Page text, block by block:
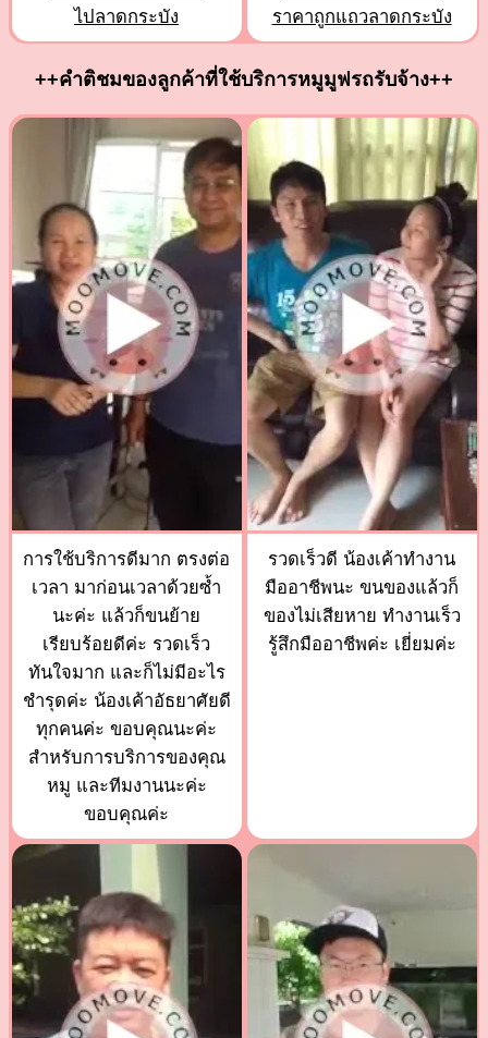
ไปลาดกระบัง
ราคาถูกแถวลาดกระบัง
++คำติชมของลูกค้าที่ใช้บริการหมูมูฟรถรับจ้าง++
การใช้บริการดีมาก ตรงต่อ
เวลา มาก่อนเวลาด้วยซ้ำ
นะค่ะ แล้วก็ขนย้าย
เรียบร้อยดีค่ะ รวดเร็ว
ทันใจมาก และก็ไม่มีอะไร
ชำรุดค่ะ น้องเค้าอัธยาศัยดี
ทุกคนค่ะ ขอบคุณนะค่ะ
สำหรับการบริการของคุณ
หมู และทีมงานนะค่ะ
ขอบคุณค่ะ
รวดเร็วดี น้องเค้าทำงาน
มืออาชีพนะ ขนของแล้วก็
ของไม่เสียหาย ทำงานเร็ว
รู้สึกมืออาชีพค่ะ เยี่ยมค่ะ